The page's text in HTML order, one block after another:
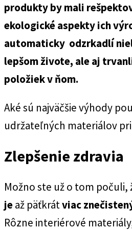
produkty by mali
ekologické aspekty ich
automaticky odzrkadlí
lepšom živote, ale aj
položiek v ňom.
Aké sú najväčšie výhody
udržateľných materiálov
Zlepšenie zdravia
Možno ste už o tom počuli,
jeaž päťkrátviac
Rôzne interiérové